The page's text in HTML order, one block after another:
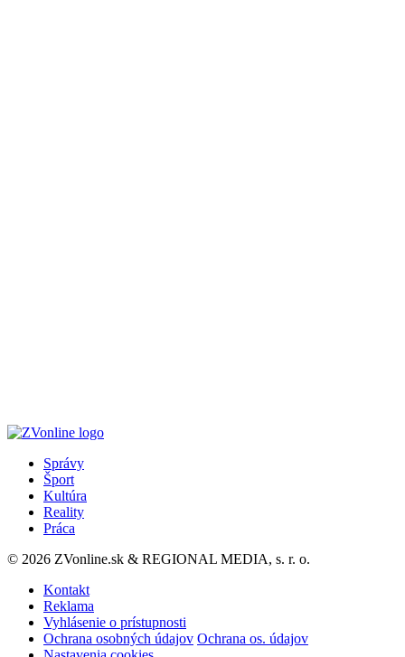
Správy
Šport
Kultúra
Reality
Práca
© 2026 ZVonline.sk & REGIONAL MEDIA, s. r. o.
Kontakt
Reklama
Vyhlásenie o prístupnosti
Ochrana osobných údajov Ochrana os. údajov